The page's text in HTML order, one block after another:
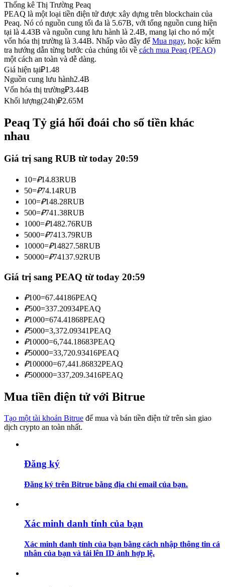
Sao chép Giao dịch
Tham gia cùng các nhà giao dịch hàng đầu
Trở thành Nhà giao dịch Sao chép
Tận hưởng chia sẻ lợi nhuận và hoa hồng giao dịch sao chép
Thông tin
Phân tích dữ liệu lớn bao gồm thông tin giao dịch, v.v.
Hướng dẫn
Chiến lược giao dịch
Thống kê Thị Trường Peaq
PEAQ là một loại tiền điện tử được xây dựng trên blockchain của
Peaq. Nó có nguồn cung tối đa là 5.67B, với tổng nguồn cung hiện
tại là 4.43B và nguồn cung lưu hành là 2.4B, mang lại cho nó một
vốn hóa thị trường là 3.44B. Nhấp vào đây để Mua ngay, hoặc kiểm
tra hướng dẫn từng bước của chúng tôi về cách mua Peaq (PEAQ)
một cách an toàn và dễ dàng.
Giá hiện tại₽1.48
Nguồn cung lưu hành2.4B
Vốn hóa thị trường₽3.44B
Khối lượng(24h)₽2.65M
Peaq Tỷ giá hối đoái cho số tiền khác
nhau
Giá trị sang RUB từ today 20:59
10=₽14.83RUB
50=₽74.14RUB
100=₽148.28RUB
500=₽741.38RUB
1000=₽1482.76RUB
5000=₽7413.79RUB
10000=₽14827.58RUB
50000=₽74137.92RUB
Giá trị sang PEAQ từ today 20:59
₽100=67.44186PEAQ
₽500=337.20934PEAQ
₽1000=674.41868PEAQ
₽5000=3,372.09341PEAQ
₽10000=6,744.18683PEAQ
₽50000=33,720.93416PEAQ
₽100000=67,441.86832PEAQ
₽500000=337,209.3416PEAQ
Mua tiền điện tử với Bitrue
Tạo một tài khoản Bitrue để mua và bán tiền điện tử trên sàn giao
dịch crypto an toàn nhất.
Đăng ký
Đăng ký trên Bitrue bằng địa chỉ email của bạn.
Xác minh danh tính của bạn
Xác minh danh tính của bạn bằng cách nhập thông tin cá
nhân của bạn và tải lên ID ảnh hợp lệ.